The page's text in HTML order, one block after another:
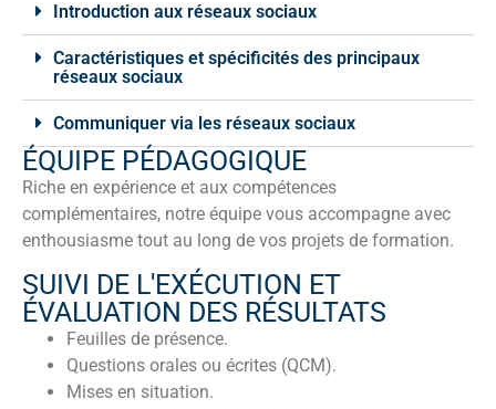
Introduction aux réseaux sociaux
Caractéristiques et spécificités des principaux
réseaux sociaux
Communiquer via les réseaux sociaux
ÉQUIPE PÉDAGOGIQUE
Riche en expérience et aux compétences
complémentaires, notre équipe vous accompagne avec
enthousiasme tout au long de vos projets de formation.
SUIVI DE L'EXÉCUTION ET
ÉVALUATION DES RÉSULTATS
Feuilles de présence.
Questions orales ou écrites (QCM).
Mises en situation.